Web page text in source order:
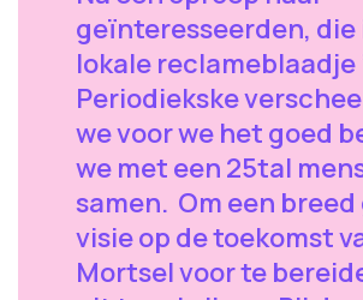
geïnteresseerden, die
lokale reclameblaadje
Periodiekske
we voor we het goed
we met een 25tal
samen. Om een
visie op de toekomst
Mortsel voor te